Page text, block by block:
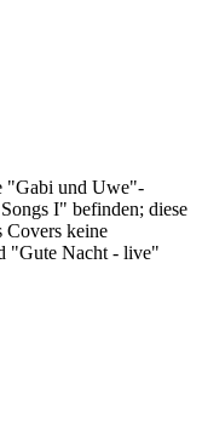
"Gabi und Uwe"-
I" befinden; diese
Covers keine
"Gute Nacht - live"